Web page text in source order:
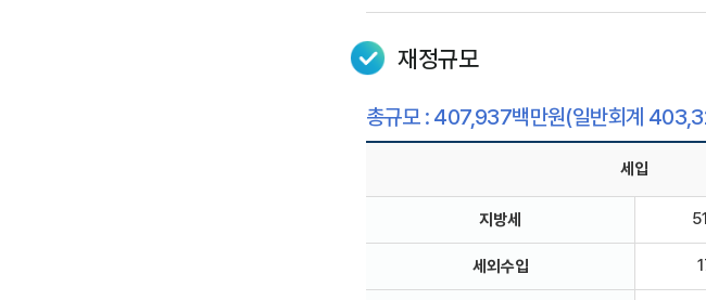
재정규모
총규모 : 407,937백만원(일반회계
세입
지방세
세외수입